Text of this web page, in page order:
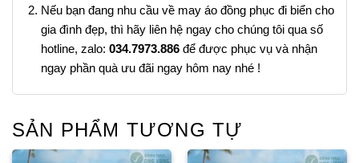
Nếu bạn đang nhu cầu về may áo đồng phục đi biển cho
gia đình đẹp, thì hãy liên hệ ngay cho chúng tôi qua số
hotline, zalo: 034.7973.886để được phục vụ và nhận
ngay phần quà ưu đãi ngay hôm nay nhé !
SẢN PHẨM TƯƠNG TỰ